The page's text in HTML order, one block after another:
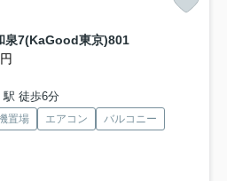
泉7(KaGood東京)801
駅 徒歩6分
置場 エアコン
バルコニー